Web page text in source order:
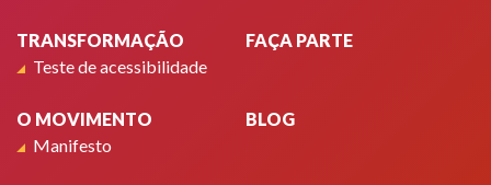
TRANSFORMAÇÃO
Teste de acessibilidade
FAÇA PARTE
O MOVIMENTO
Manifesto
BLOG